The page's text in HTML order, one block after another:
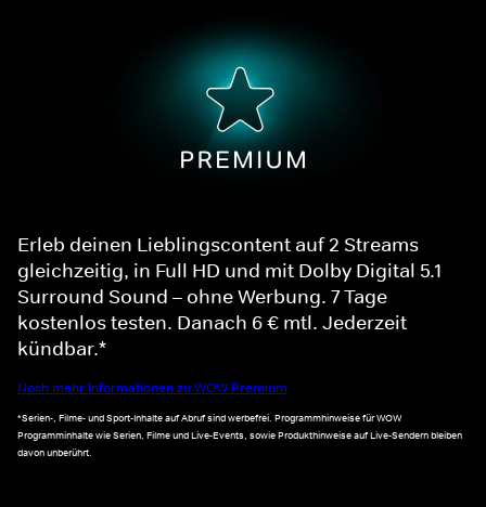
Erleb deinen Lieblingscontent auf 2 Streams
gleichzeitig, in Full HD und mit Dolby Digital 5.1
Surround Sound – ohne Werbung. 7 Tage
kostenlos testen. Danach 6 € mtl. Jederzeit
kündbar.*
Noch mehr Informationen zu WOW Premium
*Serien-, Filme- und Sport-Inhalte auf Abruf sind werbefrei. Programmhinweise für WOW
Programminhalte wie Serien, Filme und Live-Events, sowie Produkthinweise auf Live-Sendern bleiben
davon unberührt.